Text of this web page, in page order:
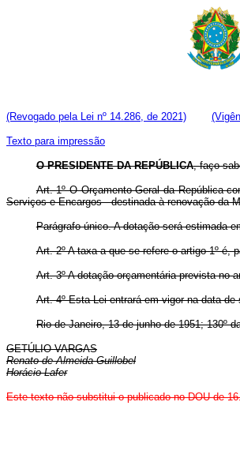
(Revogado pela Lei nº 14.286, de 2021)
Texto para impressão
O PRESIDENTE DA REPÚBLICA, faço
Art. 1º O Orçamento Geral da República
Serviços e Encargos - destinada à renovação da
Parágrafo único. A dotação será estimada
Art. 2º A taxa a que se refere o artigo 1º é,
Art. 3º A dotação orçamentária prevista no
Art. 4º Esta Lei entrará em vigor na data
Rio de Janeiro, 13 de junho de 1951; 130º
GETÚLIO VARGAS
Renato de Almeida Guillobel
Horácio Lafer
Este texto não substitui o publicado no DOU de